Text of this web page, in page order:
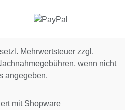
Mehrwertsteuer zzgl.
wenn nicht
angegeben.
mit Shopware